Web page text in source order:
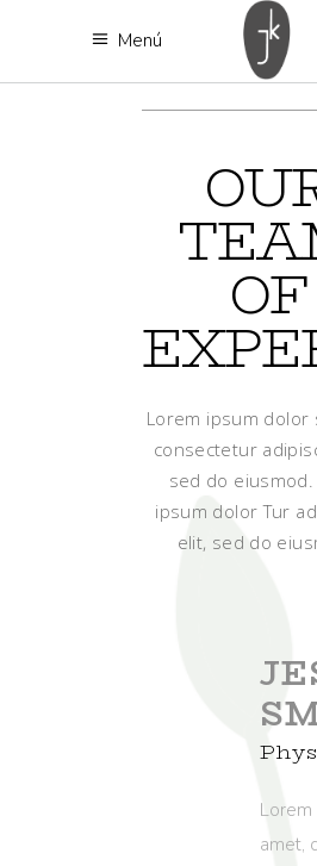
Menú
OF
Lorem ipsum dolor
consectetur
sed do
ipsum dolor Tur
elit, sed do
amet,